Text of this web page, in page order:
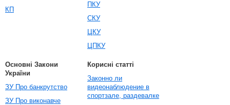
КП
ПКУ
СКУ
ЦКУ
ЦПКУ
Основні Закони
України
ЗУ Про банкрутство
ЗУ Про виконавче
Корисні статті
Законно ли
видеонаблюдение в
спортзале, раздевалке